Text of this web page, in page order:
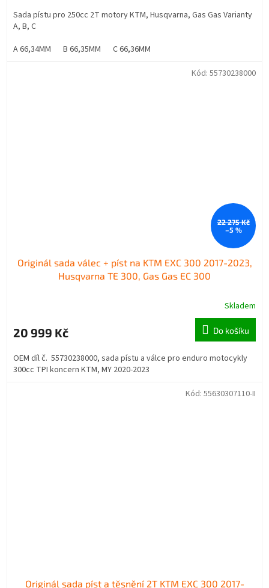
Sada pístu pro 250cc 2T motory KTM, Husqvarna, Gas Gas Varianty
A, B, C
A 66,34MM
B 66,35MM C 66,36MM
22 275 Kč
–5 %
Originál sada válec + píst na KTM EXC 300 2017-2023,
Husqvarna TE 300, Gas Gas EC 300
Skladem
20 999 Kč Do košíku
OEM díl č. 55730238000, sada pístu a válce pro enduro motocykly
300cc TPI koncern KTM, MY 2020-2023
Kód: 55730238000
Originál sada píst a těsnění 2T KTM EXC 300 2017-
Kód: 55630307110-II